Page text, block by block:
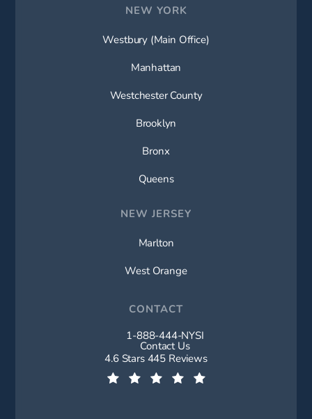
NEW YORK
Westbury (Main Office)
Manhattan
Westchester County
Brooklyn
Bronx
Queens
NEW JERSEY
Marlton
West Orange
CONTACT
Call New York Spine Institute on
1-888-444-NYSI
Contact Us
New York Spine Institute reviews:
4.6 Stars 445 Reviews